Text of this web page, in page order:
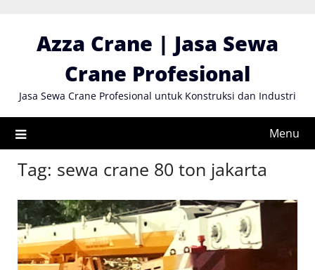
contentAzza Crane | Jasa Sewa
Crane Profesional
Jasa Sewa Crane Profesional untuk Konstruksi dan Industri
Menu
Tag: sewa crane 80 ton jakarta